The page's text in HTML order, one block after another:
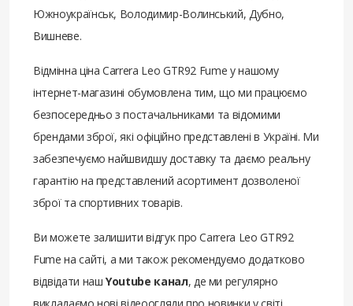
Южноукраїнськ, Володимир-Волинський, Дубно,
Вишневе.
Відмінна ціна Carrera Leo GTR92 Fume у нашому
інтернет-магазині обумовлена ​​тим, що ми працюємо
безпосередньо з постачальниками та відомими
брендами зброї, які офіційно представлені в Україні. Ми
забезпечуємо найшвидшу доставку та даємо реальну
гарантію на представлений асортимент дозволеної
зброї та спортивних товарів.
Ви можете залишити відгук про Carrera Leo GTR92
Fume на сайті, а ми також рекомендуємо додатково
відвідати нашYoutube канал, де ми регулярно
викладаємо нові відеоогляди про новинки у світі